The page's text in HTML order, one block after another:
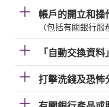
帳戶的開立和操
（包括有關銀行
「自動交換資
打擊洗錢及恐怖